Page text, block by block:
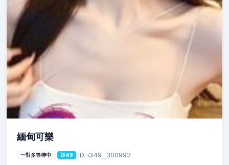
緬甸可樂
一對多等待中 i349 ID: i349_300992